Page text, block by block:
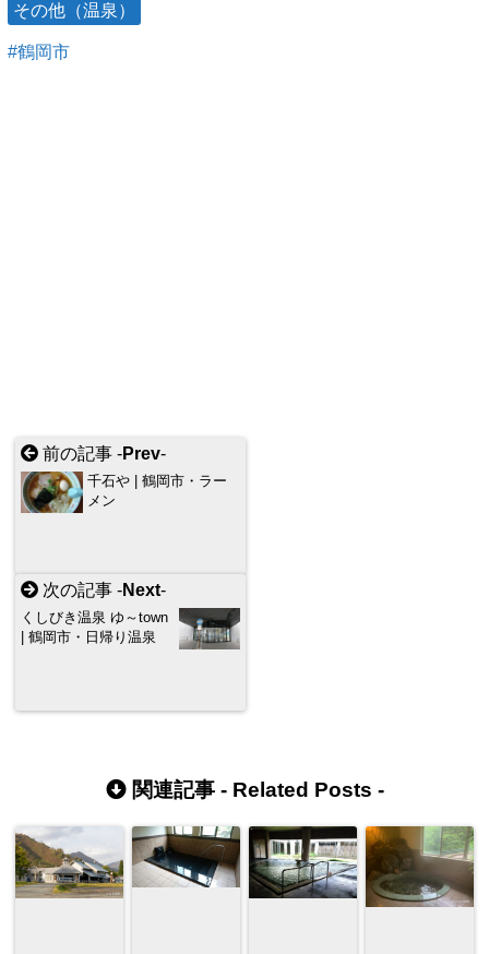
その他（温泉）
鶴岡市
前の記事 -Prev-
千石や | 鶴岡市・ラー
メン
次の記事 -Next-
くしびき温泉 ゆ～town
| 鶴岡市・日帰り温泉
関連記事 - Related Posts -